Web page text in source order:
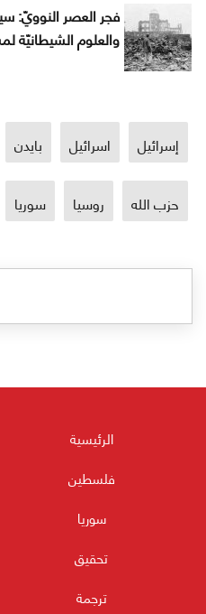
فجر العصر النوويّ:
والعلوم الشيطانيّة
إسرائيل اسرائيل بايدن
حزب الله روسيا سوريا
الرئيسية
فلسطين
سوريا
تحقيق
ترجمة